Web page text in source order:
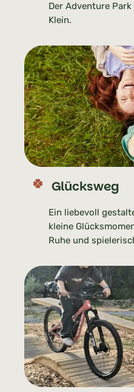
Der Adventure
Klein.
Glücksweg
Ein liebevoll
kleine
Ruhe und